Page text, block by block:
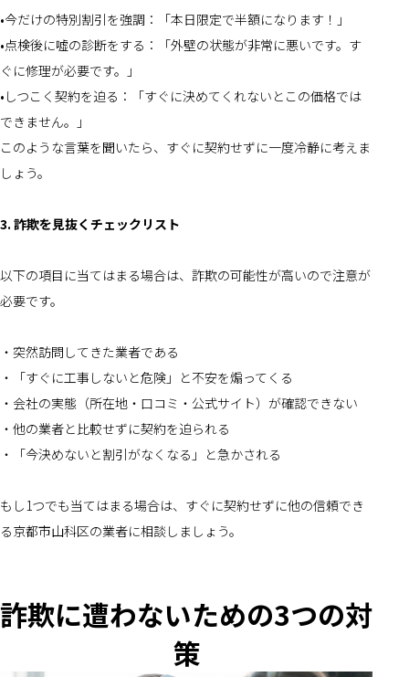
•今だけの特別割引を強調：「本日限定で半額になります！」
•点検後に嘘の診断をする：「外壁の状態が非常に悪いです。す
ぐに修理が必要です。」
•しつこく契約を迫る：「すぐに決めてくれないとこの価格では
できません。」
このような言葉を聞いたら、すぐに契約せずに一度冷静に考えま
しょう。
3. 詐欺を見抜くチェックリスト
以下の項目に当てはまる場合は、詐欺の可能性が高いので注意が
必要です。
・突然訪問してきた業者である
・「すぐに工事しないと危険」と不安を煽ってくる
・会社の実態（所在地・口コミ・公式サイト）が確認できない
・他の業者と比較せずに契約を迫られる
・「今決めないと割引がなくなる」と急かされる
もし1つでも当てはまる場合は、すぐに契約せずに他の信頼でき
る京都市山科区の業者に相談しましょう。
詐欺に遭わないための3つの対
策